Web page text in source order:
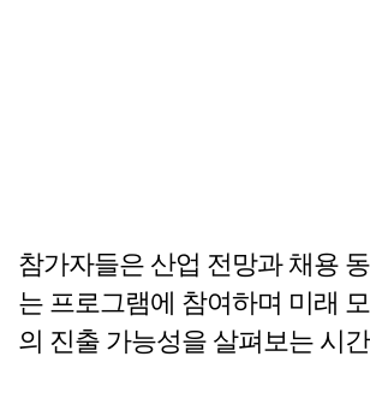
참가자들은 산업 전망과 채용
는 프로그램에 참여하며 미래
의 진출 가능성을 살펴보는 시